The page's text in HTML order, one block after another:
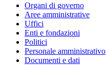
Organi di governo
Aree amministrative
Uffici
Enti e fondazioni
Politici
Personale amministrativo
Documenti e dati